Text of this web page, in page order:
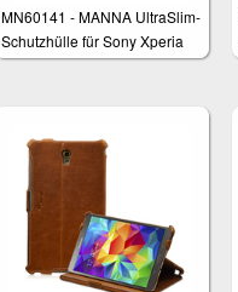
MN60141 - MANNA UltraSlim-
Schutzhülle für Sony Xperia
Z2 Tablet - aufstellbar, mit